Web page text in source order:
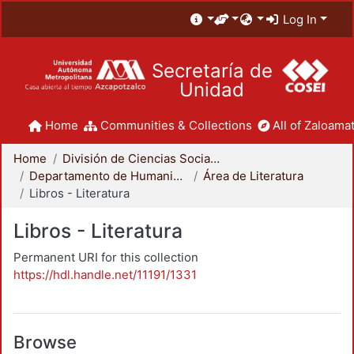
Log In
Secretaría de
Unidad
Home Communities & Collections All of
Home
División de Ciencias Sociales y Humanidades
Departamento de Humanidades
Área de Literatura
Libros - Literatura
Libros - Literatura
Permanent URI for this collection
https://hdl.handle.net/11191/1331
Browse